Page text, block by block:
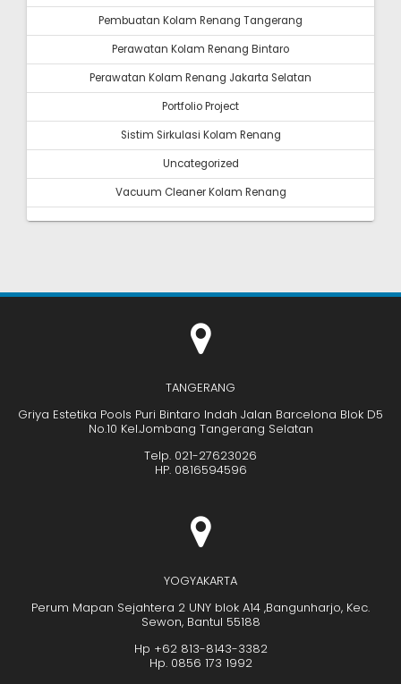
Pembuatan Kolam Renang Tangerang
Perawatan Kolam Renang Bintaro
Perawatan Kolam Renang Jakarta Selatan
Portfolio Project
Sistim Sirkulasi Kolam Renang
Uncategorized
Vacuum Cleaner Kolam Renang
TANGERANG
Griya Estetika Pools Puri Bintaro Indah Jalan Barcelona Blok D5
No.10 Kel.Jombang Tangerang Selatan
Telp. 021-27623026
HP. 0816594596
YOGYAKARTA
Perum Mapan Sejahtera 2 UNY blok A14 ,Bangunharjo, Kec.
Sewon, Bantul 55188
Hp +62 813-8143-3382
Hp. 0856 173 1992